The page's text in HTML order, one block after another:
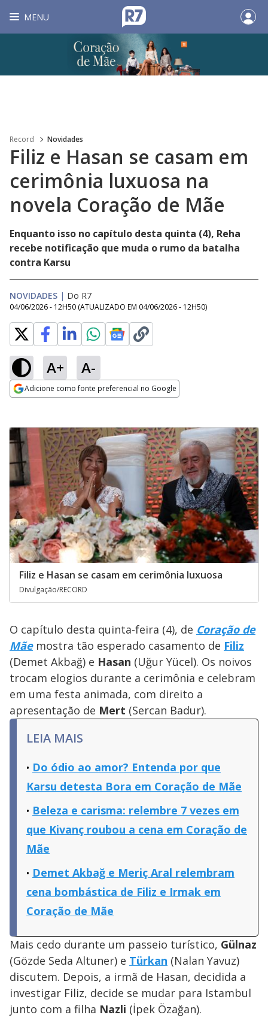
MENU
Record Novidades
Filiz e Hasan se casam em
cerimônia luxuosa na
novela Coração de Mãe
Enquanto isso no capítulo desta quinta (4), Reha
recebe notificação que muda o rumo da batalha
contra Karsu
NOVIDADES | Do R7
04/06/2026 - 12H50 (ATUALIZADO EM 04/06/2026 - 12H50)
A+ A-
Adicione como fonte preferencial no Google
Filiz e Hasan se casam em cerimônia luxuosa
Divulgação/RECORD
O capítulo desta quinta-feira (4), de Coração de
Mãe mostra tão esperado casamento de Filiz
(Demet Akbağ) e Hasan (Uğur Yücel). Os noivos
trocam elogios durante a cerimônia e celebram
em uma festa animada, com direito a
apresentação de Mert (Sercan Badur).
LEIA MAIS
Do ódio ao amor? Entenda por que
Karsu detesta Bora em Coração de Mãe
Beleza e carisma: relembre 7 vezes em
que Kivanç roubou a cena em Coração de
Mãe
Demet Akbağ e Meriç Aral relembram
cena bombástica de Filiz e Irmak em
Coração de Mãe
Mais cedo durante um passeio turístico, Gülnaz
(Gözde Seda Altuner) e Türkan (Nalan Yavuz)
discutem. Depois, a irmã de Hasan, decidida a
investigar Filiz, decide se mudar para Istambul
junto com a filha Nazli (İpek Özağan).